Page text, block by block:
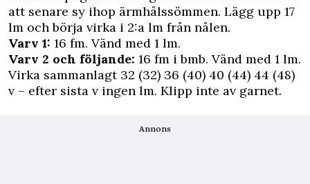
att senare sy ihop ärmhålssömmen. Lägg upp 17
lm och börja virka i 2:a lm från nålen.
Varv 1: 16 fm. Vänd med 1 lm.
Varv 2 och följande: 16 fm i bmb. Vänd med 1 lm.
Virka sammanlagt 32 (32) 36 (40) 40 (44) 44 (48)
v – efter sista v ingen lm. Klipp inte av garnet.
Annons